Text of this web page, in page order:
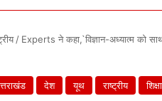
/ Experts ने कहा,`विज्ञान-अध्यात्म को
देश यूथ राष्ट्रीय शिक्षा